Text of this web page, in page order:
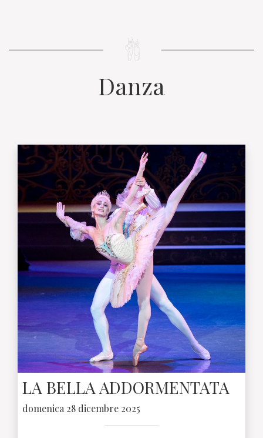
Danza
LA BELLA ADDORMENTATA
domenica 28 dicembre 2025